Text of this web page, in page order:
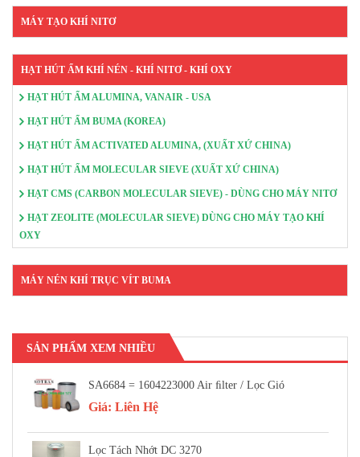
MÁY TẠO KHÍ NITƠ
HẠT HÚT ẨM KHÍ NÉN - KHÍ NITƠ - KHÍ OXY
HẠT HÚT ẨM ALUMINA, VANAIR - USA
HẠT HÚT ẨM BUMA (KOREA)
HẠT HÚT ẨM ACTIVATED ALUMINA, (XUẤT XỨ CHINA)
HẠT HÚT ẨM MOLECULAR SIEVE (XUẤT XỨ CHINA)
HẠT CMS (CARBON MOLECULAR SIEVE) - DÙNG CHO MÁY NITƠ
HẠT ZEOLITE (MOLECULAR SIEVE) DÙNG CHO MÁY TẠO KHÍ
OXY
MÁY NÉN KHÍ TRỤC VÍT BUMA
SẢN PHẨM XEM NHIỀU
SA6684 = 1604223000 Air FIlter / Lọc Gió
Giá: Liên Hệ
Lọc Tách Nhớt DC 3270